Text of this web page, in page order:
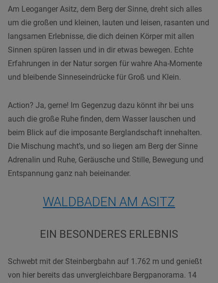
Am Leoganger Asitz, dem Berg der Sinne, dreht sich alles
um die großen und kleinen, lauten und leisen, rasanten und
langsamen Erlebnisse, die dich deinen Körper mit allen
Sinnen spüren lassen und in dir etwas bewegen. Echte
Erfahrungen in der Natur sorgen für wahre Aha-Momente
und bleibende Sinneseindrücke für Groß und Klein.
Action? Ja, gerne! Im Gegenzug dazu könnt ihr bei uns
auch die große Ruhe finden, dem Wasser lauschen und
beim Blick auf die imposante Berglandschaft innehalten.
Die Mischung macht’s, und so liegen am Berg der Sinne
Adrenalin und Ruhe, Geräusche und Stille, Bewegung und
Entspannung ganz nah beieinander.
WALDBADEN AM ASITZ
EIN BESONDERES ERLEBNIS
Schwebt mit der Steinbergbahn auf 1.762 m und genießt
von hier bereits das unvergleichbare Bergpanorama. 14